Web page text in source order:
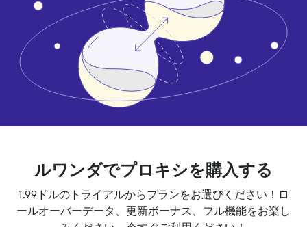
ルワンダでプロキシを購入する
1.99ドルのトライアルからプランをお選びください！ロ
ールオーバーデータ、更新ボーナス、フル機能をお楽し